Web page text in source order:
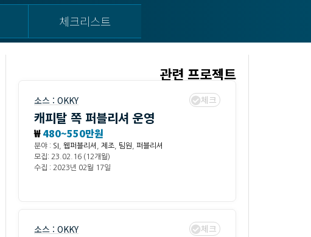
체크리스트
관련 프로젝트
소스 : OKKY 체크
캐피탈 쪽 퍼블리셔 운영
₩480~550만원
분야 : SI 웹퍼블리셔 제조 팀원
퍼블리셔
모집: 23.02.16 (12개월)
수집 : 2023년 02월 17일
소스 : OKKY 체크